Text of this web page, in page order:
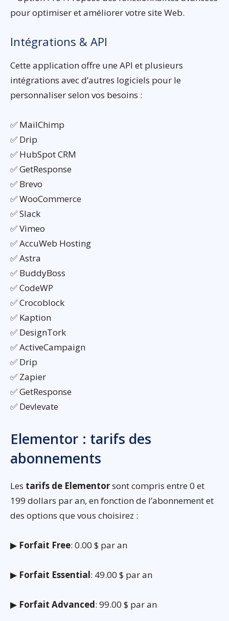
pour optimiser et améliorer votre site Web.
Intégrations & API
Cette application offre une API et plusieurs
intégrations avec d’autres logiciels pour le
personnaliser selon vos besoins :
✅ MailChimp
✅ Drip
✅ HubSpot CRM
✅ GetResponse
✅ Brevo
✅ WooCommerce
✅ Slack
✅ Vimeo
✅ AccuWeb Hosting
✅ Astra
✅ BuddyBoss
✅ CodeWP
✅ Crocoblock
✅ Kaption
✅ DesignTork
✅ ActiveCampaign
✅ Drip
✅ Zapier
✅ GetResponse
✅ Devlevate
Elementor : tarifs des
abonnements
Les tarifs de Elementorsont compris entre 0 et
199 dollars par an, en fonction de l’abonnement et
des options que vous choisirez :
▶ Forfait Free: 0.00 $ par an
▶ Forfait Essential: 49.00 $ par an
▶ Forfait Advanced: 99.00 $ par an